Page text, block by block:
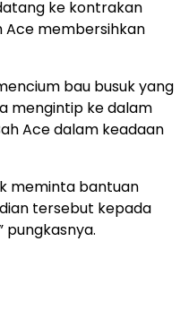
ke kontrakan
Ace membersihkan
bau busuk yang
mengintip ke dalam
Ace dalam keadaan
meminta bantuan
tersebut kepada
pungkasnya.